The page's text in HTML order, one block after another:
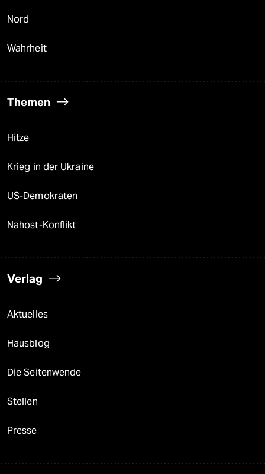
Nord
Wahrheit
Themen
Hitze
Krieg in der Ukraine
US-Demokraten
Nahost-Konflikt
Verlag
Aktuelles
Hausblog
Die Seitenwende
Stellen
Presse